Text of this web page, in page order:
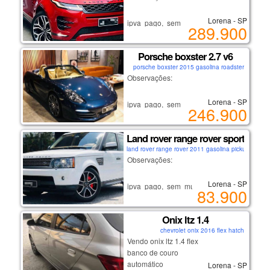
ipva pago, sem multas ou débitos.
não é carro de leilão ou sinistro!
recém revisado.
carro de não fumante.
se interessou?
ligue: (12) 9/9633/8098
Lorena - SP
289.900
Porsche boxster 2.7 v6
porsche boxster 2015 gasolina roadster
Observações:
ipva pago, sem multas ou débitos.
não é carro de leilão ou sinistro!
recém revisado.
carro de não fumante.
se interessou?
ligue: (12) 9/9633/8098
Lorena - SP
246.900
Land rover range rover sport 5.0
land rover range rover 2011 gasolina pickup
Observações:
ipva pago, sem multas ou débitos.
não é carro de leilão ou sinistro!
recém revisado.
carro de não fumante.
se interessou?
ligue: (12) 9/9633/8098
falar com andré.
Lorena - SP
83.900
Onix ltz 1.4
chevrolet onix 2016 flex hatch
Vendo onix ltz 1.4 flex
banco de couro
automático
Lorena - SP